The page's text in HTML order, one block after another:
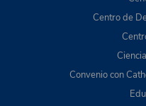
Centro de
Convenio con